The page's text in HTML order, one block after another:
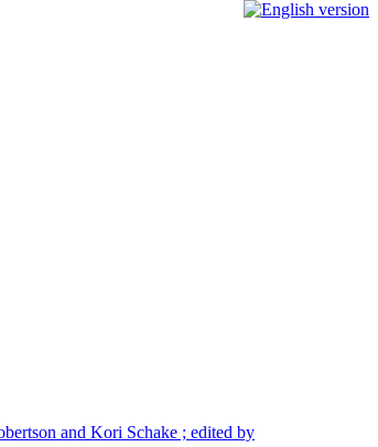
and Kori Schake ; edited by